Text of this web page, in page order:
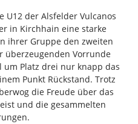
U12 der Alsfelder Vulcanos
in Kirchhain eine starke
ihrer Gruppe den zweiten
überzeugenden Vorrunde
um Platz drei nur knapp das
Punkt Rückstand. Trotz
die Freude über das
und die gesammelten